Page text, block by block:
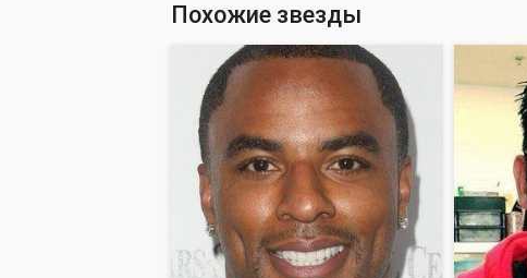
Похожие звезды